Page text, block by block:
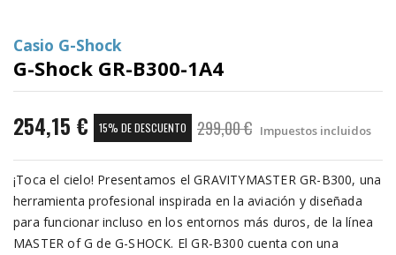
Casio G-Shock
G-Shock GR-B300-1A4
254,15 € 15% DE DESCUENTO 299,00 € Impuestos incluidos
¡Toca el cielo! Presentamos el GRAVITYMASTER GR-B300, una
herramienta profesional inspirada en la aviación y diseñada
para funcionar incluso en los entornos más duros, de la línea
MASTER of G de G-SHOCK. El GR-B300 cuenta con una